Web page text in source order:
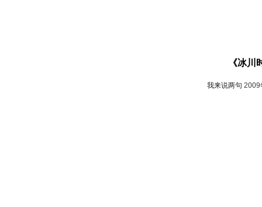
《冰川
我来说两句 2009